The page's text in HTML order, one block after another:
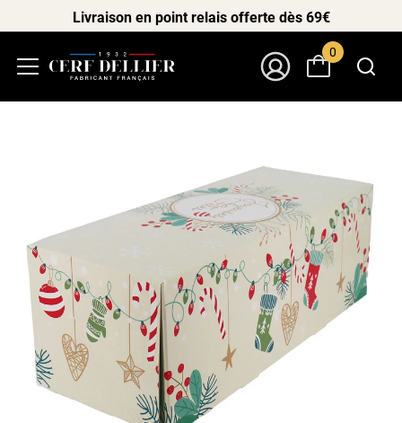
Livraison en point relais offerte dès 69€
0